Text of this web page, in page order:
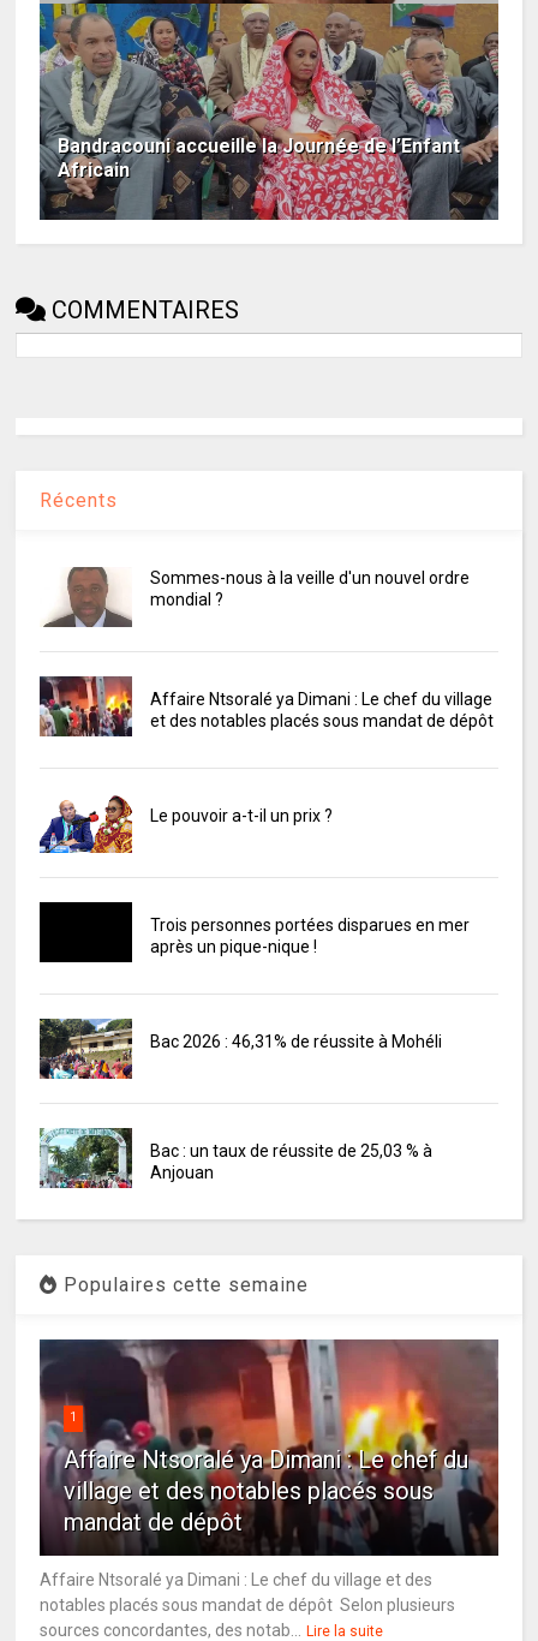
Bandracouni accueille la Journée de l’Enfant
Africain
COMMENTAIRES
Récents
Sommes-nous à la veille d'un nouvel ordre
mondial ?
Affaire Ntsoralé ya Dimani : Le chef du village
et des notables placés sous mandat de dépôt
Le pouvoir a-t-il un prix ?
Trois personnes portées disparues en mer
après un pique-nique !
Bac 2026 : 46,31% de réussite à Mohéli
Bac : un taux de réussite de 25,03 % à
Anjouan
Populaires cette semaine
1
Affaire Ntsoralé ya Dimani : Le chef du
village et des notables placés sous
mandat de dépôt
Affaire Ntsoralé ya Dimani : Le chef du village et des
notables placés sous mandat de dépôt Selon plusieurs
sources concordantes, des notab...
Lire la suite